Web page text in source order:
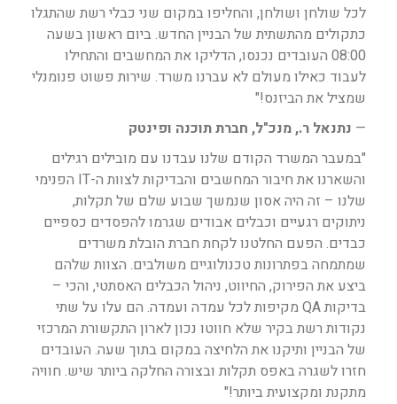
לכל שולחן ושולחן, והחליפו במקום שני כבלי רשת שהתגלו
כתקולים מהתשתית של הבניין החדש. ביום ראשון בשעה
08:00 העובדים נכנסו, הדליקו את המחשבים והתחילו
לעבוד כאילו מעולם לא עברנו משרד. שירות פשוט פנומנלי
שמציל את הביזנס!"
— נתנאל ר., מנכ"ל, חברת תוכנה ופינטק
"במעבר המשרד הקודם שלנו עבדנו עם מובילים רגילים
והשארנו את חיבור המחשבים והבדיקות לצוות ה-IT הפנימי
שלנו – זה היה אסון שנמשך שבוע שלם של תקלות,
ניתוקים רגעיים וכבלים אבודים שגרמו להפסדים כספיים
כבדים. הפעם החלטנו לקחת חברת הובלת משרדים
שמתמחה בפתרונות טכנולוגיים משולבים. הצוות שלהם
ביצע את הפירוק, החיווט, ניהול הכבלים האסתטי, והכי –
בדיקות QA מקיפות לכל עמדה ועמדה. הם עלו על שתי
נקודות רשת בקיר שלא חווטו נכון לארון התקשורת המרכזי
של הבניין ותיקנו את הלחיצה במקום בתוך שעה. העובדים
חזרו לשגרה באפס תקלות ובצורה החלקה ביותר שיש. חוויה
מתקנת ומקצועית ביותר!"